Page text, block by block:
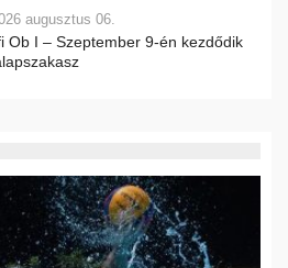
augusztus 06.
Ob I – Szeptember 9-én kezdődik